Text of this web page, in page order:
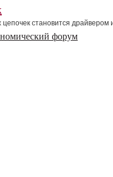
цепочек становится драйвером
форум